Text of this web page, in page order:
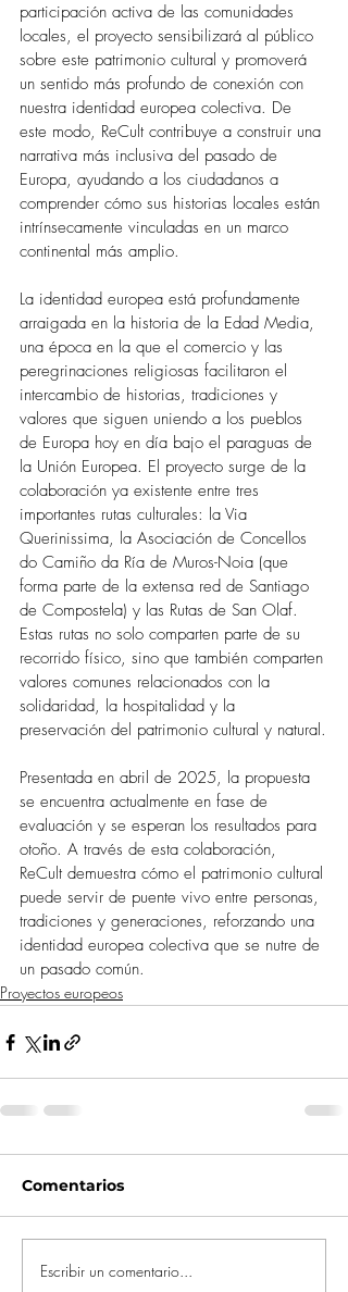
participación activa de las comunidades
locales, el proyecto sensibilizará al público
sobre este patrimonio cultural y promoverá
un sentido más profundo de conexión con
nuestra identidad europea colectiva. De
este modo, ReCult contribuye a construir una
narrativa más inclusiva del pasado de
Europa, ayudando a los ciudadanos a
comprender cómo sus historias locales están
intrínsecamente vinculadas en un marco
continental más amplio.
La identidad europea está profundamente
arraigada en la historia de la Edad Media,
una época en la que el comercio y las
peregrinaciones religiosas facilitaron el
intercambio de historias, tradiciones y
valores que siguen uniendo a los pueblos
de Europa hoy en día bajo el paraguas de
la Unión Europea. El proyecto surge de la
colaboración ya existente entre tres
importantes rutas culturales: la Via
Querinissima, la Asociación de Concellos
do Camiño da Ría de Muros-Noia (que
forma parte de la extensa red de Santiago
de Compostela) y las Rutas de San Olaf.
Estas rutas no solo comparten parte de su
recorrido físico, sino que también comparten
valores comunes relacionados con la
solidaridad, la hospitalidad y la
preservación del patrimonio cultural y natural.
Presentada en abril de 2025, la propuesta
se encuentra actualmente en fase de
evaluación y se esperan los resultados para
otoño. A través de esta colaboración,
ReCult demuestra cómo el patrimonio cultural
puede servir de puente vivo entre personas,
tradiciones y generaciones, reforzando una
identidad europea colectiva que se nutre de
un pasado común.
Proyectos europeos
Comentarios
Escribir un comentario...